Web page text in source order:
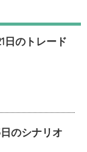
日のトレード
のシナリオ